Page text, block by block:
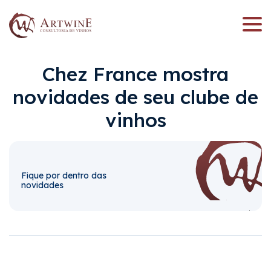
Chez France mostra
novidades de seu clube de
vinhos
Fique por dentro das
novidades
consectetur
consectetur